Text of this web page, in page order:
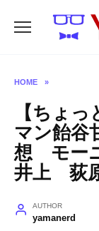
HOME »
【ちょ
マン飴谷
想 モー
井上 荻
AUTHOR
yamanerd